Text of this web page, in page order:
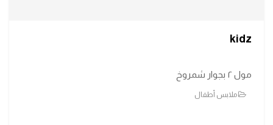
kidz
مول ٢ بجوار شمروخ
ملابس أطفال